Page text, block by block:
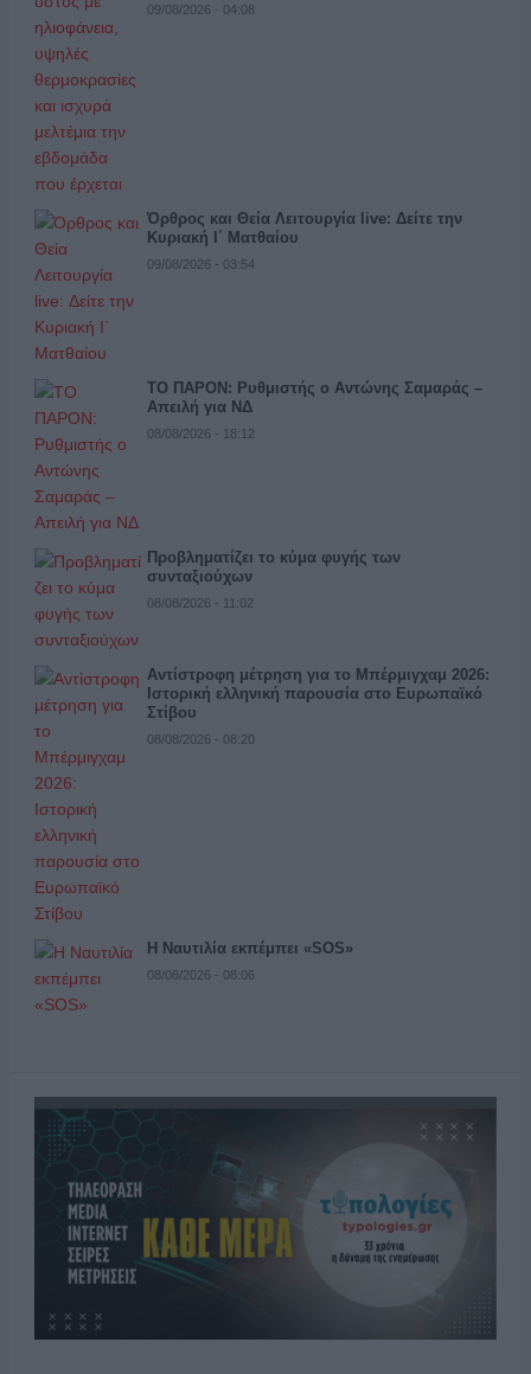
09/08/2026 - 04:08
Όρθρος και Θεία Λειτουργία live: Δείτε την
Κυριακή Ι΄ Ματθαίου
09/08/2026 - 03:54
ΤΟ ΠΑΡΟΝ: Ρυθμιστής ο Αντώνης Σαμαράς –
Απειλή για ΝΔ
08/08/2026 - 18:12
Προβληματίζει το κύμα φυγής των
συνταξιούχων
08/08/2026 - 11:02
Αντίστροφη μέτρηση για το Μπέρμιγχαμ 2026:
Ιστορική ελληνική παρουσία στο Ευρωπαϊκό
Στίβου
08/08/2026 - 08:20
Η Ναυτιλία εκπέμπει «SOS»
08/08/2026 - 08:06